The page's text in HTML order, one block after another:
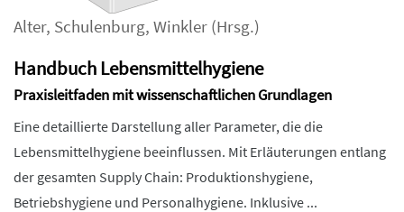
Alter, Schulenburg, Winkler (Hrsg.)
Handbuch Lebensmittelhygiene
Praxisleitfaden mit wissenschaftlichen Grundlagen
Eine detaillierte Darstellung aller Parameter, die die
Lebensmittelhygiene beeinflussen. Mit Erläuterungen entlang
der gesamten Supply Chain: Produktionshygiene,
Betriebshygiene und Personalhygiene. Inklusive ...